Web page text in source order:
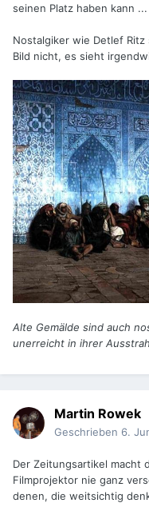
seinen Platz haben kann ...
Nostalgiker wie Detlef Ritz
Bild nicht, es sieht
Alte Gemälde sind auch
unerreicht in ihrer
Martin Rowek
Geschrieben 6.
Der Zeitungsartikel macht
Filmprojektor nie ganz
denen, die weitsichtig